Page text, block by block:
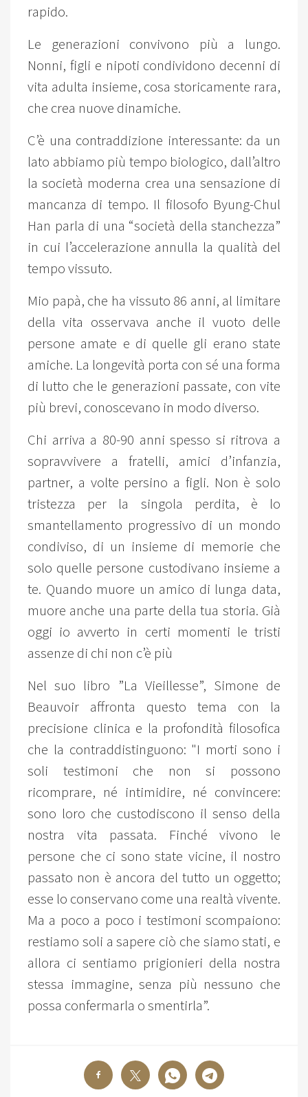
rapido.
Le generazioni convivono più a lungo.
Nonni, figli e nipoti condividono decenni di
vita adulta insieme, cosa storicamente rara,
che crea nuove dinamiche.
C’è una contraddizione interessante: da un
lato abbiamo più tempo biologico, dall’altro
la società moderna crea una sensazione di
mancanza di tempo. Il filosofo Byung-Chul
Han parla di una “società della stanchezza”
in cui l’accelerazione annulla la qualità del
tempo vissuto.
Mio papà, che ha vissuto 86 anni, al limitare
della vita osservava anche il vuoto delle
persone amate e di quelle gli erano state
amiche. La longevità porta con sé una forma
di lutto che le generazioni passate, con vite
più brevi, conoscevano in modo diverso.
Chi arriva a 80-90 anni spesso si ritrova a
sopravvivere a fratelli, amici d’infanzia,
partner, a volte persino a figli. Non è solo
tristezza per la singola perdita, è lo
smantellamento progressivo di un mondo
condiviso, di un insieme di memorie che
solo quelle persone custodivano insieme a
te. Quando muore un amico di lunga data,
muore anche una parte della tua storia. Già
oggi io avverto in certi momenti le tristi
assenze di chi non c’è più
Nel suo libro ”La Vieillesse”, Simone de
Beauvoir affronta questo tema con la
precisione clinica e la profondità filosofica
che la contraddistinguono: "I morti sono i
soli testimoni che non si possono
ricomprare, né intimidire, né convincere:
sono loro che custodiscono il senso della
nostra vita passata. Finché vivono le
persone che ci sono state vicine, il nostro
passato non è ancora del tutto un oggetto;
esse lo conservano come una realtà vivente.
Ma a poco a poco i testimoni scompaiono:
restiamo soli a sapere ciò che siamo stati, e
allora ci sentiamo prigionieri della nostra
stessa immagine, senza più nessuno che
possa confermarla o smentirla”.